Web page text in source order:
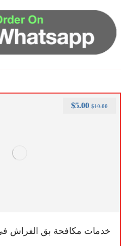
خدمات مكافحة بق الفراش في دبي
$10.00
$5.00